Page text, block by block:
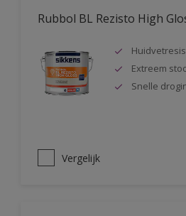
Rubbol BL Rezisto High
Extreem
Snelle
Vergelijk